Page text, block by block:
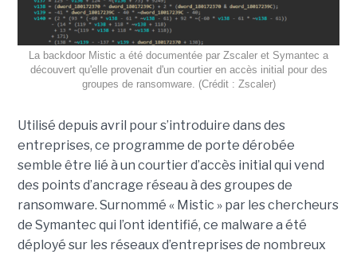
La backdoor Mistic a été documentée par Zscaler et Symantec a
découvert qu'elle provenait d'un courtier en accès initial pour des
groupes de ransomware. (Crédit : Zscaler)
Utilisé depuis avril pour s’introduire dans des
entreprises, ce programme de porte dérobée
semble être lié à un courtier d’accès initial qui vend
des points d’ancrage réseau à des groupes de
ransomware. Surnommé « Mistic » par les chercheurs
de Symantec qui l’ont identifié, ce malware a été
déployé sur les réseaux d’entreprises de nombreux